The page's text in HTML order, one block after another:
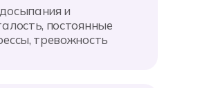
и
постоянные
тревожность